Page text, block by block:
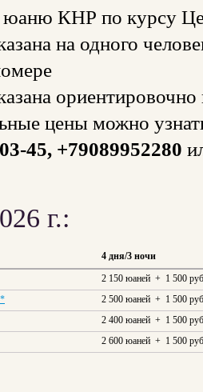
юаню КНР по курсу
на одного
ориентировочно
цены можно
45, +79089952280
г.:
4 дня/3 ночи
2 150 юаней + 1 500
2 500 юаней + 1 500
2 400 юаней + 1 500
2 600 юаней + 1 500